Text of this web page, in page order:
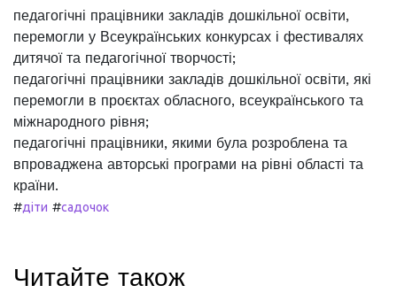
педагогічні працівники закладів дошкільної освіти,
перемогли у Всеукраїнських конкурсах і фестивалях
дитячої та педагогічної творчості;
педагогічні працівники закладів дошкільної освіти, які
перемогли в проєктах обласного, всеукраїнського та
міжнародного рівня;
педагогічні працівники, якими була розроблена та
впроваджена авторські програми на рівні області та
країни.
#діти #садочок
Читайте також